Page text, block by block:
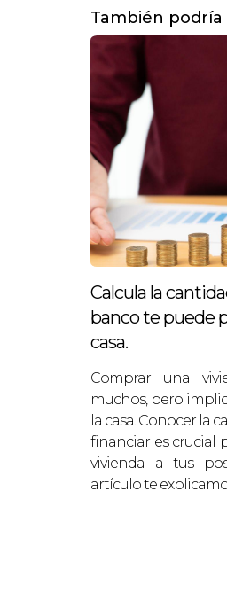
También
Calcula la
banco te puede
casa.
Comprar una
muchos, pero
la casa. Conocer la
financiar es crucial
vivienda a tus
artículo te